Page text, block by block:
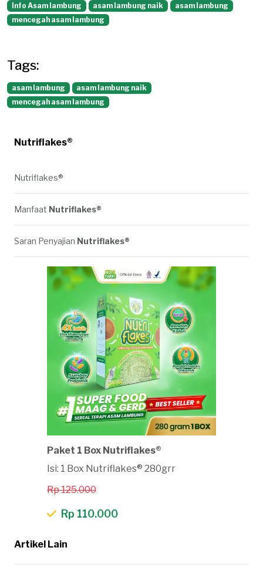
Info Asam lambung asam lambung naik
asam lambung
mencegah asam lambung
Tags:
asam lambung
asam lambung naik
mencegah asam lambung
Nutriflakes®
Nutriflakes®
Manfaat Nutriflakes®
Saran Penyajian Nutriflakes®
Paket 1 Box Nutriflakes®
Isi: 1 Box Nutriflakes® 280grr
Rp 125.000
Rp 110.000
Artikel Lain